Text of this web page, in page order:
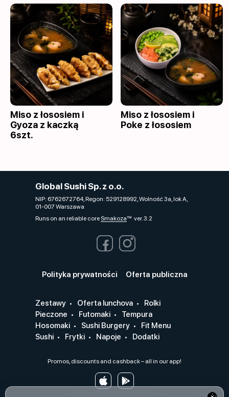
Miso z łososiem i
Gyoza z kaczką
6szt.
Miso z łososiem i
Poke z łososiem
Global Sushi Sp. z o.o.
NIP: 6762672764, Regon: 529128992, Wolność 3a, lok A,
01-007 Warszawa
Runs on an reliable core Smakozaver. 3.2
Polityka prywatności Oferta publiczna
Zestawy Oferta lunchova
Rolki
Pieczone
Futomaki
Tempura
Hosomaki
Sushi Burgery
Fit Menu
Sushi
Frytki Napoje Dodatki
Promos, discounts and cashback – all in our app!